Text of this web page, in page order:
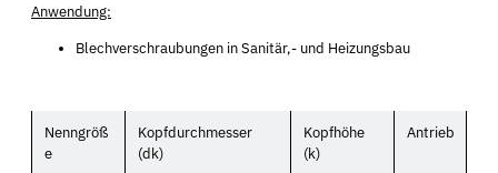
Anwendung:
Blechverschraubungen in Sanitär,- und Heizungsbau
Nenngröß
e
Kopfdurchmesser
(dk)
Kopfhöhe
(k)
Antrieb